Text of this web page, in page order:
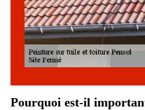
Pourquoi est-il